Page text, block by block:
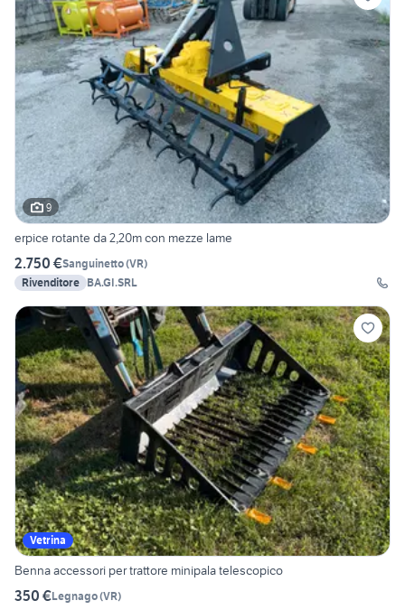
9
erpice rotante da 2,20m con mezze lame
2.750 €Sanguinetto(VR)
Rivenditore BA.GI.SRL
Vetrina
Benna accessori per trattore minipala telescopico
350 €Legnago(VR)